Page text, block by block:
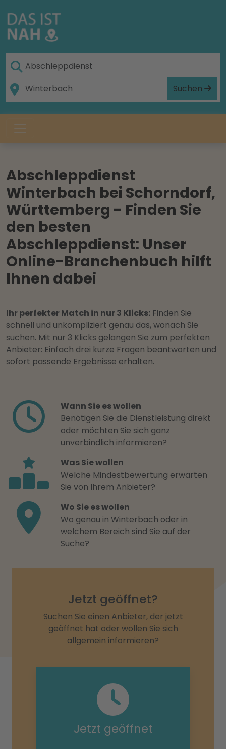
Suchen
Abschleppdienst
Winterbach bei Schorndorf,
Württemberg - Finden Sie
den besten
Abschleppdienst: Unser
Online-Branchenbuch hilft
Ihnen dabei
Ihr perfekter Match in nur 3 Klicks: Finden Sie
schnell und unkompliziert genau das, wonach Sie
suchen. Mit nur 3 Klicks gelangen Sie zum perfekten
Anbieter: Einfach drei kurze Fragen beantworten und
sofort passende Ergebnisse erhalten.
Wann Sie es wollen
Benötigen Sie die Dienstleistung direkt
oder möchten Sie sich ganz
unverbindlich informieren?
Was Sie wollen
Welche Mindestbewertung erwarten
Sie von Ihrem Anbieter?
Wo Sie es wollen
Wo genau in Winterbach oder in
welchem Bereich sind Sie auf der
Suche?
Jetzt geöffnet?
Suchen Sie einen Anbieter, der jetzt
geöffnet hat oder wollen Sie sich
allgemein informieren?
Jetzt geöffnet